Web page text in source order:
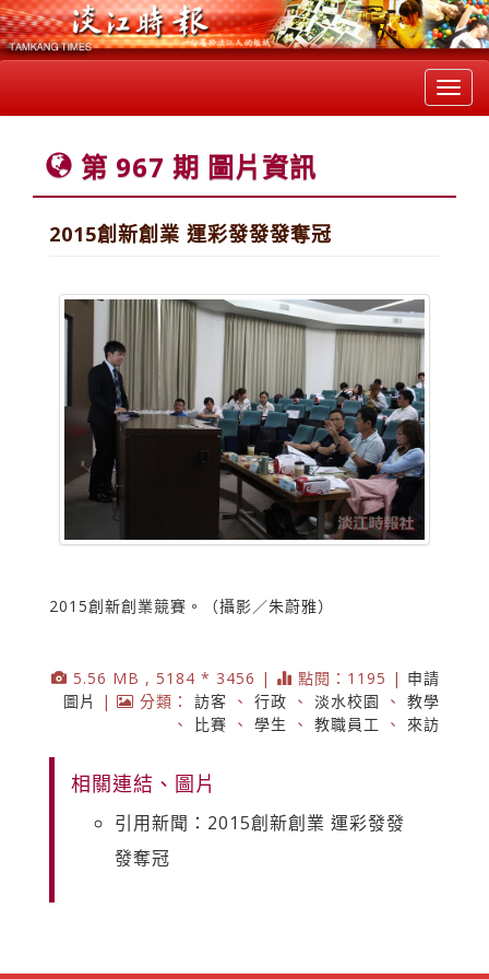
第 967 期 圖片資訊
2015創新創業 運彩發發發奪冠
2015創新創業競賽。（攝影／朱蔚雅）
5.56 MB , 5184 * 3456 | 點閱：1195 | 申請
圖片
| 分類： 訪客 、 行政 、 淡水校園 、 教學
、
比賽 、 學生 、 教職員工 、 來訪
相關連結、圖片
引用新聞：2015創新創業 運彩發發
發奪冠